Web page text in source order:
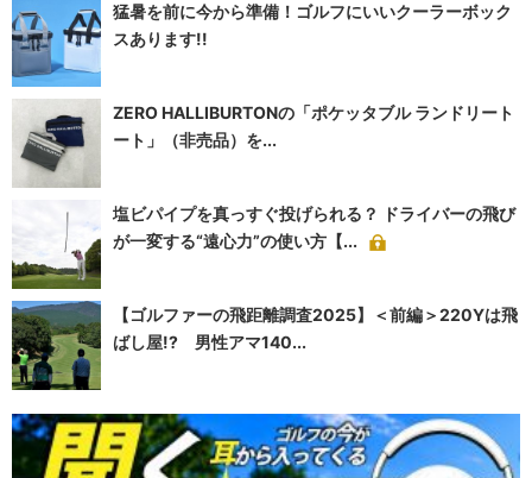
猛暑を前に今から準備！ゴルフにいいクーラーボック
スあります!!
ZERO HALLIBURTONの「ポケッタブル ランドリート
ート」（非売品）を...
塩ビパイプを真っすぐ投げられる？ ドライバーの飛び
が一変する“遠心力”の使い方【...
【ゴルファーの飛距離調査2025】＜前編＞220Yは飛
ばし屋!? 男性アマ140...